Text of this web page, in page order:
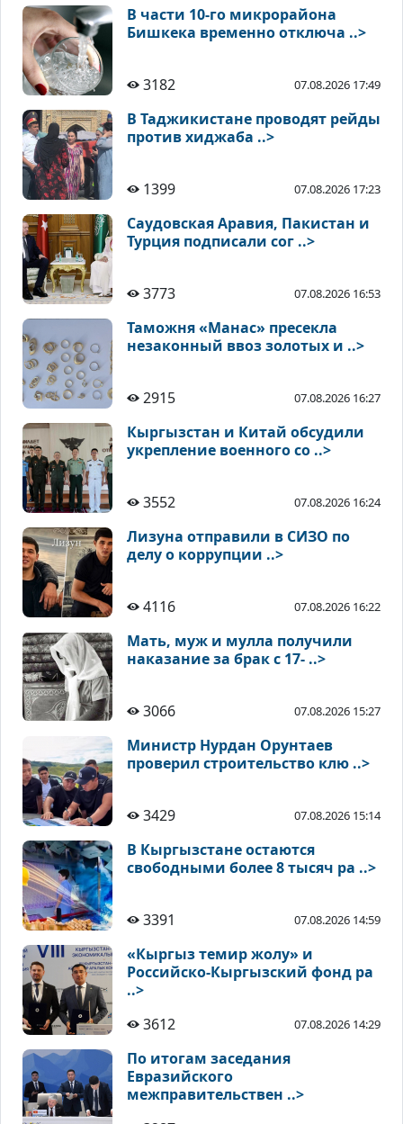
В части 10-го микрорайона
Бишкека временно отключа ..>
3182 07.08.2026 17:49
В Таджикистане проводят рейды
против хиджаба ..>
1399 07.08.2026 17:23
Саудовская Аравия, Пакистан и
Турция подписали сог ..>
3773 07.08.2026 16:53
Таможня «Манас» пресекла
незаконный ввоз золотых и ..>
2915 07.08.2026 16:27
Кыргызстан и Китай обсудили
укрепление военного со ..>
3552 07.08.2026 16:24
Лизуна отправили в СИЗО по
делу о коррупции ..>
4116 07.08.2026 16:22
Мать, муж и мулла получили
наказание за брак с 17- ..>
3066 07.08.2026 15:27
Министр Нурдан Орунтаев
проверил строительство клю ..>
3429 07.08.2026 15:14
В Кыргызстане остаются
свободными более 8 тысяч ра ..>
3391 07.08.2026 14:59
«Кыргыз темир жолу» и
Российско-Кыргызский фонд ра
..>
3612
07.08.2026 14:29
По итогам заседания
Евразийского
межправительствен ..>